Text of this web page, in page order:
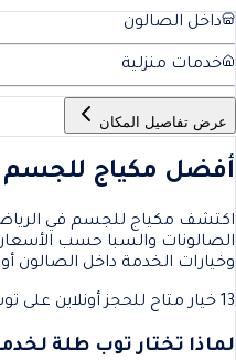
داخل الصالون
خدمات منزلية
عرض تفاصيل المكان
أفضل مكياج للجسم
اكتشف مكياج للجسم في
الصالونات والسبا حسب
وخيارات الخدمة داخل الصالون
13 خيار متاح للحجز أونلاين على توب طلة في الرياض.
لماذا تختار توب طلة